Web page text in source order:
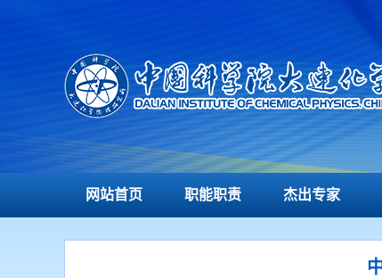
网站首页 职能职责 杰出专家